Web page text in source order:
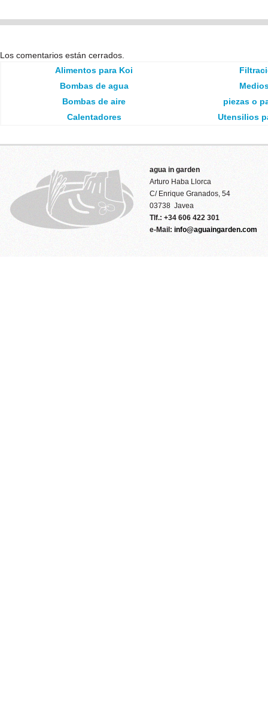
Los comentarios están cerrados.
Alimentos para Koi
Bombas de agua
Bombas de aire
Calentadores
piezas o
Utensilios
agua in garden
Arturo Haba Llorca
C/ Enrique Granados, 54
03738 Javea
Tlf.: +34 606 422 301
e-Mail: info@aguaingarden.com